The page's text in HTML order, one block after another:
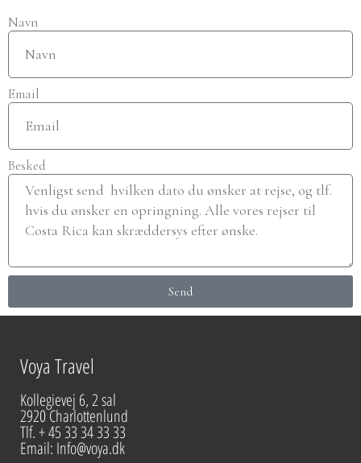
Navn
Email
Besked
Send
Alternative:
Voya Travel
Kollegievej 6, 2 sal
2920 Charlottenlund
Tlf. + 45 33 34 33 33
Email: Info@voya.dk